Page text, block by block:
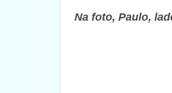
Na foto, Paulo,